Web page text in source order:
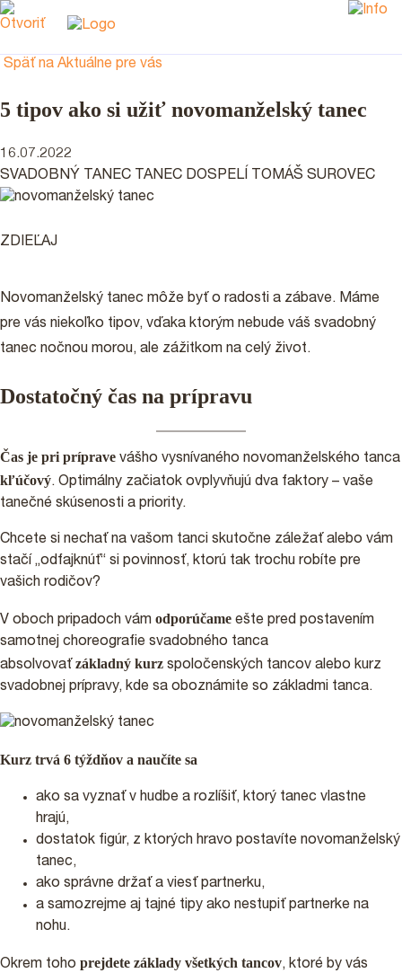
PRIHLÁŠKY
PODPORTE NÁS 2%
Späť na Aktuálne pre vás
5 tipov ako si užiť novomanželský tanec
16.07.2022
SVADOBNÝ TANEC TANEC DOSPELÍ TOMÁŠ SUROVEC
ZDIEĽAJ
Novomanželský tanec môže byť o radosti a zábave. Máme
pre vás niekoľko tipov, vďaka ktorým nebude váš svadobný
tanec nočnou morou, ale zážitkom na celý život.
Dostatočný čas na prípravu
Čas je pri príprave vášho vysnívaného novomanželského tanca
kľúčový. Optimálny začiatok ovplyvňujú dva faktory – vaše
tanečné skúsenosti a priority.
Chcete si nechať na vašom tanci skutočne záležať alebo vám
stačí „odfajknúť“ si povinnosť, ktorú tak trochu robíte pre
vašich rodičov?
V oboch pripadoch vám odporúčame ešte pred postavením
samotnej choreografie svadobného tanca
absolvovaťzákladný kurz spoločenských tancov alebo kurz
svadobnej prípravy, kde sa oboznámite so základmi tanca.
Kurz trvá 6 týždňov a naučíte sa
ako sa vyznať v hudbe a rozlíšiť, ktorý tanec vlastne
hrajú,
dostatok figúr, z ktorých hravo postavíte novomanželský
tanec,
ako správne držať a viesť partnerku,
a samozrejme aj tajné tipy ako nestupiť partnerke na
nohu.
Okrem toho prejdete základy všetkých tancov, ktoré by vás